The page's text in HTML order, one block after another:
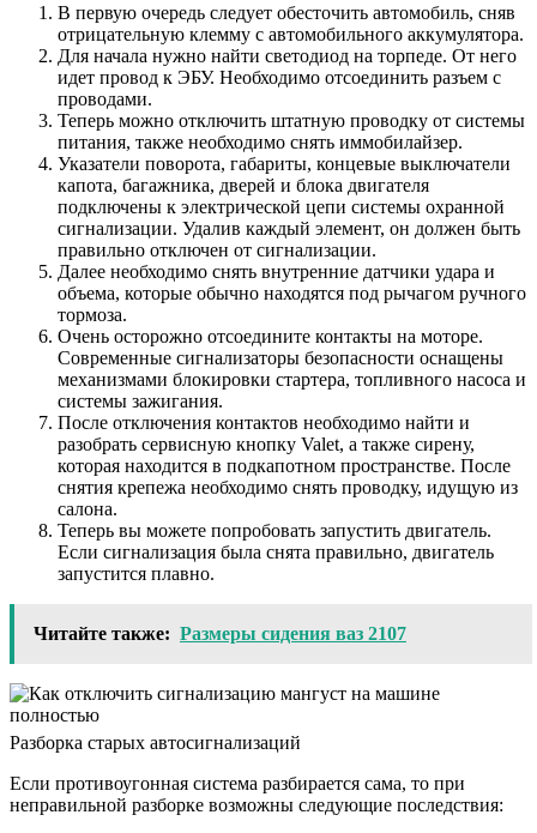
В первую очередь следует обесточить автомобиль, сняв
отрицательную клемму с автомобильного аккумулятора.
Для начала нужно найти светодиод на торпеде. От него
идет провод к ЭБУ. Необходимо отсоединить разъем с
проводами.
Теперь можно отключить штатную проводку от системы
питания, также необходимо снять иммобилайзер.
Указатели поворота, габариты, концевые выключатели
капота, багажника, дверей и блока двигателя
подключены к электрической цепи системы охранной
сигнализации. Удалив каждый элемент, он должен быть
правильно отключен от сигнализации.
Далее необходимо снять внутренние датчики удара и
объема, которые обычно находятся под рычагом ручного
тормоза.
Очень осторожно отсоедините контакты на моторе.
Современные сигнализаторы безопасности оснащены
механизмами блокировки стартера, топливного насоса и
системы зажигания.
После отключения контактов необходимо найти и
разобрать сервисную кнопку Valet, а также сирену,
которая находится в подкапотном пространстве. После
снятия крепежа необходимо снять проводку, идущую из
салона.
Теперь вы можете попробовать запустить двигатель.
Если сигнализация была снята правильно, двигатель
запустится плавно.
Читайте также: Размеры сидения ваз 2107
Разборка старых автосигнализаций
Если противоугонная система разбирается сама, то при
неправильной разборке возможны следующие последствия: